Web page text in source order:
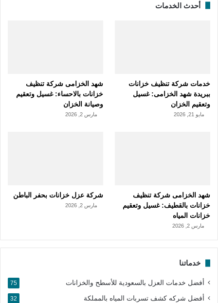
أحدث الخدمات
خدمات شركة تنظيف خزانات
ببريدة شهد الخزامى: غسيل
وتعقيم الخزان
مايو 21, 2026
شهد الخزامى شركة تنظيف
خزانات بالاحساء: غسيل وتعقيم
وصيانة الخزان
مارس 2, 2026
شهد الخزامى شركة تنظيف
خزانات بالقطيف: غسيل وتعقيم
خزانات المياه
مارس 2, 2026
شركة عزل خزانات بحفر الباطن
مارس 2, 2026
خدماتنا
أفضل خدمات العزل بالسعودية للأسطح والخزانات 75
أفضل شركه كشف تسربات المياه بالمملكة 32